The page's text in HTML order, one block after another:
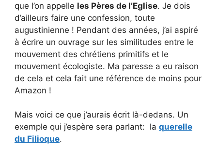
que l’on appelle les Pères de l’Eglise. Je dois
d’ailleurs faire une confession, toute
augustinienne ! Pendant des années, j’ai aspiré
à écrire un ouvrage sur les similitudes entre le
mouvement des chrétiens primitifs et le
mouvement écologiste. Ma paresse a eu raison
de cela et cela fait une référence de moins pour
Amazon !
Mais voici ce que j’aurais écrit là-dedans. Un
exemple qui j’espère sera parlant: la querelle
du Filioque.